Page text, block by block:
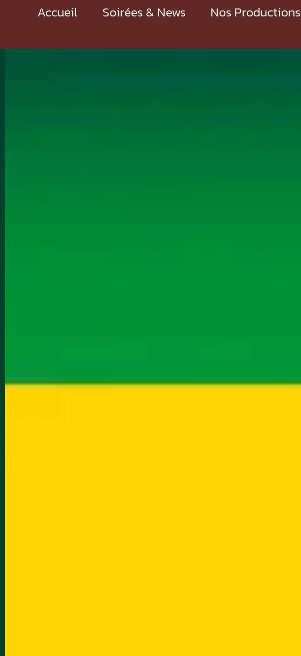
Accueil Soirées & News Nos Productions